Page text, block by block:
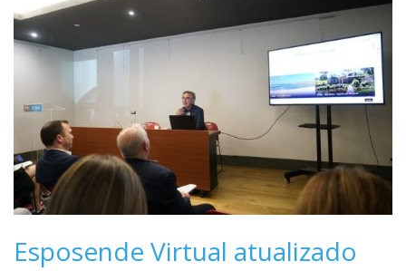
Esposende Virtual atualizado